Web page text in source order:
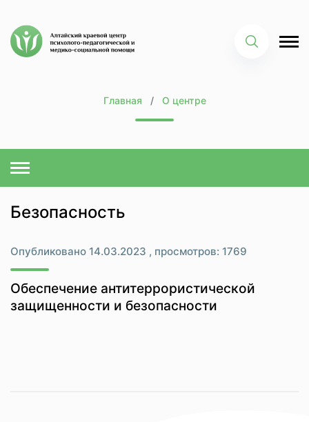
Главная О центре
Безопасность
Опубликовано 14.03.2023 , просмотров: 1769
Обеспечение антитеррористической
защищенности и безопасности